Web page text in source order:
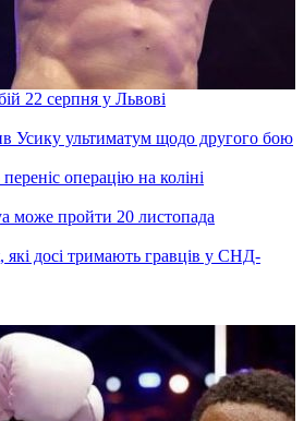
22 серпня у Львові
Усику ультиматум щодо другого бою
операцію на коліні
може пройти 20 листопада
досі тримають гравців у СНД-